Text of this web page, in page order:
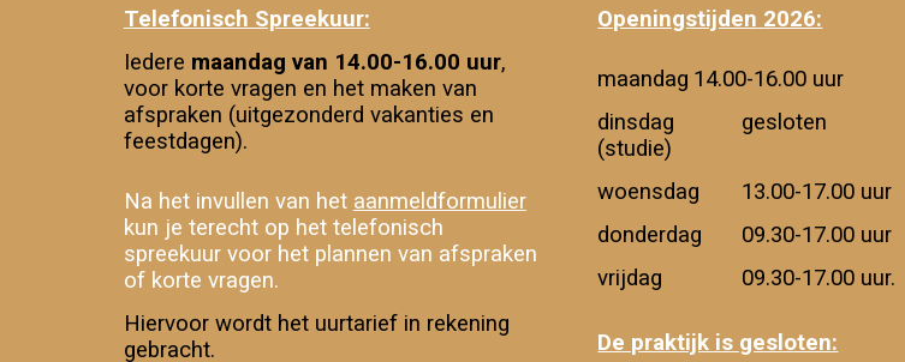
Telefonisch Spreekuur:
Iedere maandag van 14.00-16.00 uur,
voor korte vragen en het maken van
afspraken (uitgezonderd vakanties en
feestdagen).
Na het invullen van het aanmeldformulier
kun je terecht op het telefonisch
spreekuur voor het plannen van afspraken
of korte vragen.
Hiervoor wordt het uurtarief in rekening
gebracht.
Openingstijden 2026:
maandag 14.00-16.00 uur
dinsdag
gesloten
(studie)
woensdag
13.00-17.00 uur
donderdag
09.30-17.00 uur
vrijdag
09.30-17.00 uur.
De praktijk is gesloten: